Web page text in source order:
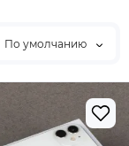
По умолчанию